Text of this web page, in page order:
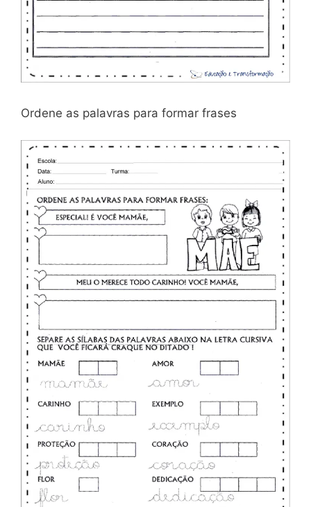
Ordene as palavras para formar frases